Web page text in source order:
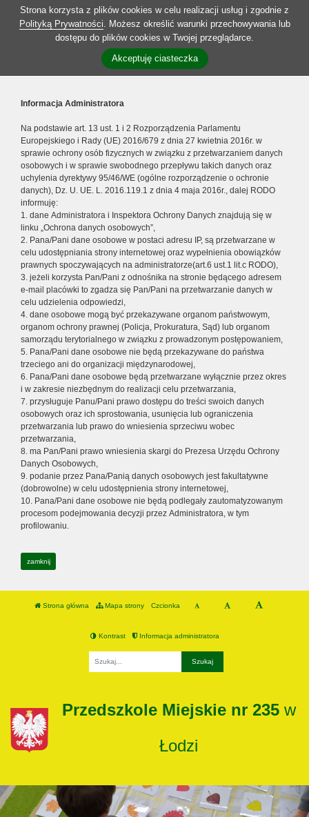
Strona korzysta z plików cookies w celu realizacji usług i zgodnie z
Polityką Prywatności. Możesz określić warunki przechowywania lub
dostępu do plików cookies w Twojej przeglądarce.
Akceptuję ciasteczka
Informacja Administratora
Na podstawie art. 13 ust. 1 i 2 Rozporządzenia Parlamentu
Europejskiego i Rady (UE) 2016/679 z dnia 27 kwietnia 2016r. w
sprawie ochrony osób fizycznych w związku z przetwarzaniem danych
osobowych i w sprawie swobodnego przepływu takich danych oraz
uchylenia dyrektywy 95/46/WE (ogólne rozporządzenie o ochronie
danych), Dz. U. UE. L. 2016.119.1 z dnia 4 maja 2016r., dalej RODO
informuję:
1. dane Administratora i Inspektora Ochrony Danych znajdują się w
linku „Ochrona danych osobowych”,
2. Pana/Pani dane osobowe w postaci adresu IP, są przetwarzane w
celu udostępniania strony internetowej oraz wypełnienia obowiązków
prawnych spoczywających na administratorze(art.6 ust.1 lit.c RODO),
3. jeżeli korzysta Pan/Pani z odnośnika na stronie będącego adresem
e-mail placówki to zgadza się Pan/Pani na przetwarzanie danych w
celu udzielenia odpowiedzi,
4. dane osobowe mogą być przekazywane organom państwowym,
organom ochrony prawnej (Policja, Prokuratura, Sąd) lub organom
samorządu terytorialnego w związku z prowadzonym postępowaniem,
5. Pana/Pani dane osobowe nie będą przekazywane do państwa
trzeciego ani do organizacji międzynarodowej,
6. Pana/Pani dane osobowe będą przetwarzane wyłącznie przez okres
i w zakresie niezbędnym do realizacji celu przetwarzania,
7. przysługuje Panu/Pani prawo dostępu do treści swoich danych
osobowych oraz ich sprostowania, usunięcia lub ograniczenia
przetwarzania lub prawo do wniesienia sprzeciwu wobec
przetwarzania,
8. ma Pan/Pani prawo wniesienia skargi do Prezesa Urzędu Ochrony
Danych Osobowych,
9. podanie przez Pana/Panią danych osobowych jest fakultatywne
(dobrowolne) w celu udostępnienia strony internetowej,
10. Pana/Pani dane osobowe nie będą podlegały zautomatyzowanym
procesom podejmowania decyzji przez Administratora, w tym
profilowaniu.
zamknij
Strona główna Mapa strony Czcionka
Kontrast Informacja administratora
Przedszkole Miejskie nr 235 w
Łodzi